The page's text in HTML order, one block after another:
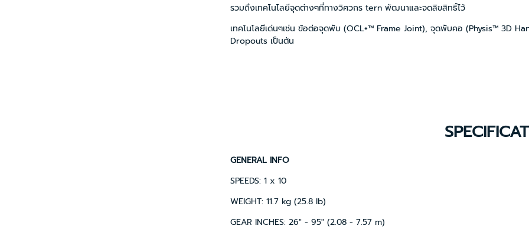
รวมถึงเทคโนโลยีจุดต่างๆที่ทางวิศวกร tern พัฒนาและจดลิขสิทธิ์ไว้
เทคโนโลยีเด่นๆเช่น ข้อต่อจุดพับ (OCL+™ Frame Joint), จุดพับคอ (Physis™ 3D
Dropouts เป็นต้น
GENERAL INFO
SPEEDS: 1 x 10
WEIGHT: 11.7 kg (25.8 lb)
GEAR INCHES: 26" - 95" (2.08 - 7.57 m)